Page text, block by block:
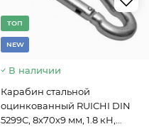
TОП
NEW
В наличии
Карабин стальной
оцинкованный RUICHI DIN
5299С, 8х70х9 мм, 1.8 кН,